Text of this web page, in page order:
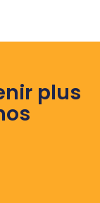
plus